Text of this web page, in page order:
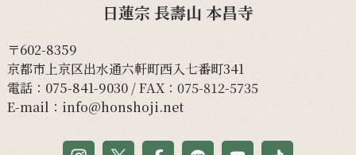
日蓮宗 長壽山 本昌寺
〒602-8359
京都市上京区出水通六軒町西入七番町341
電話： 075-841-9030/ FAX：075-812-5735
E-mail： info@honshoji.net